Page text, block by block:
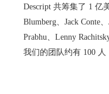
Descript 共筹集了 1 亿
Blumberg、Jack Conte
Prabhu、Lenny
我们的团队约有 100